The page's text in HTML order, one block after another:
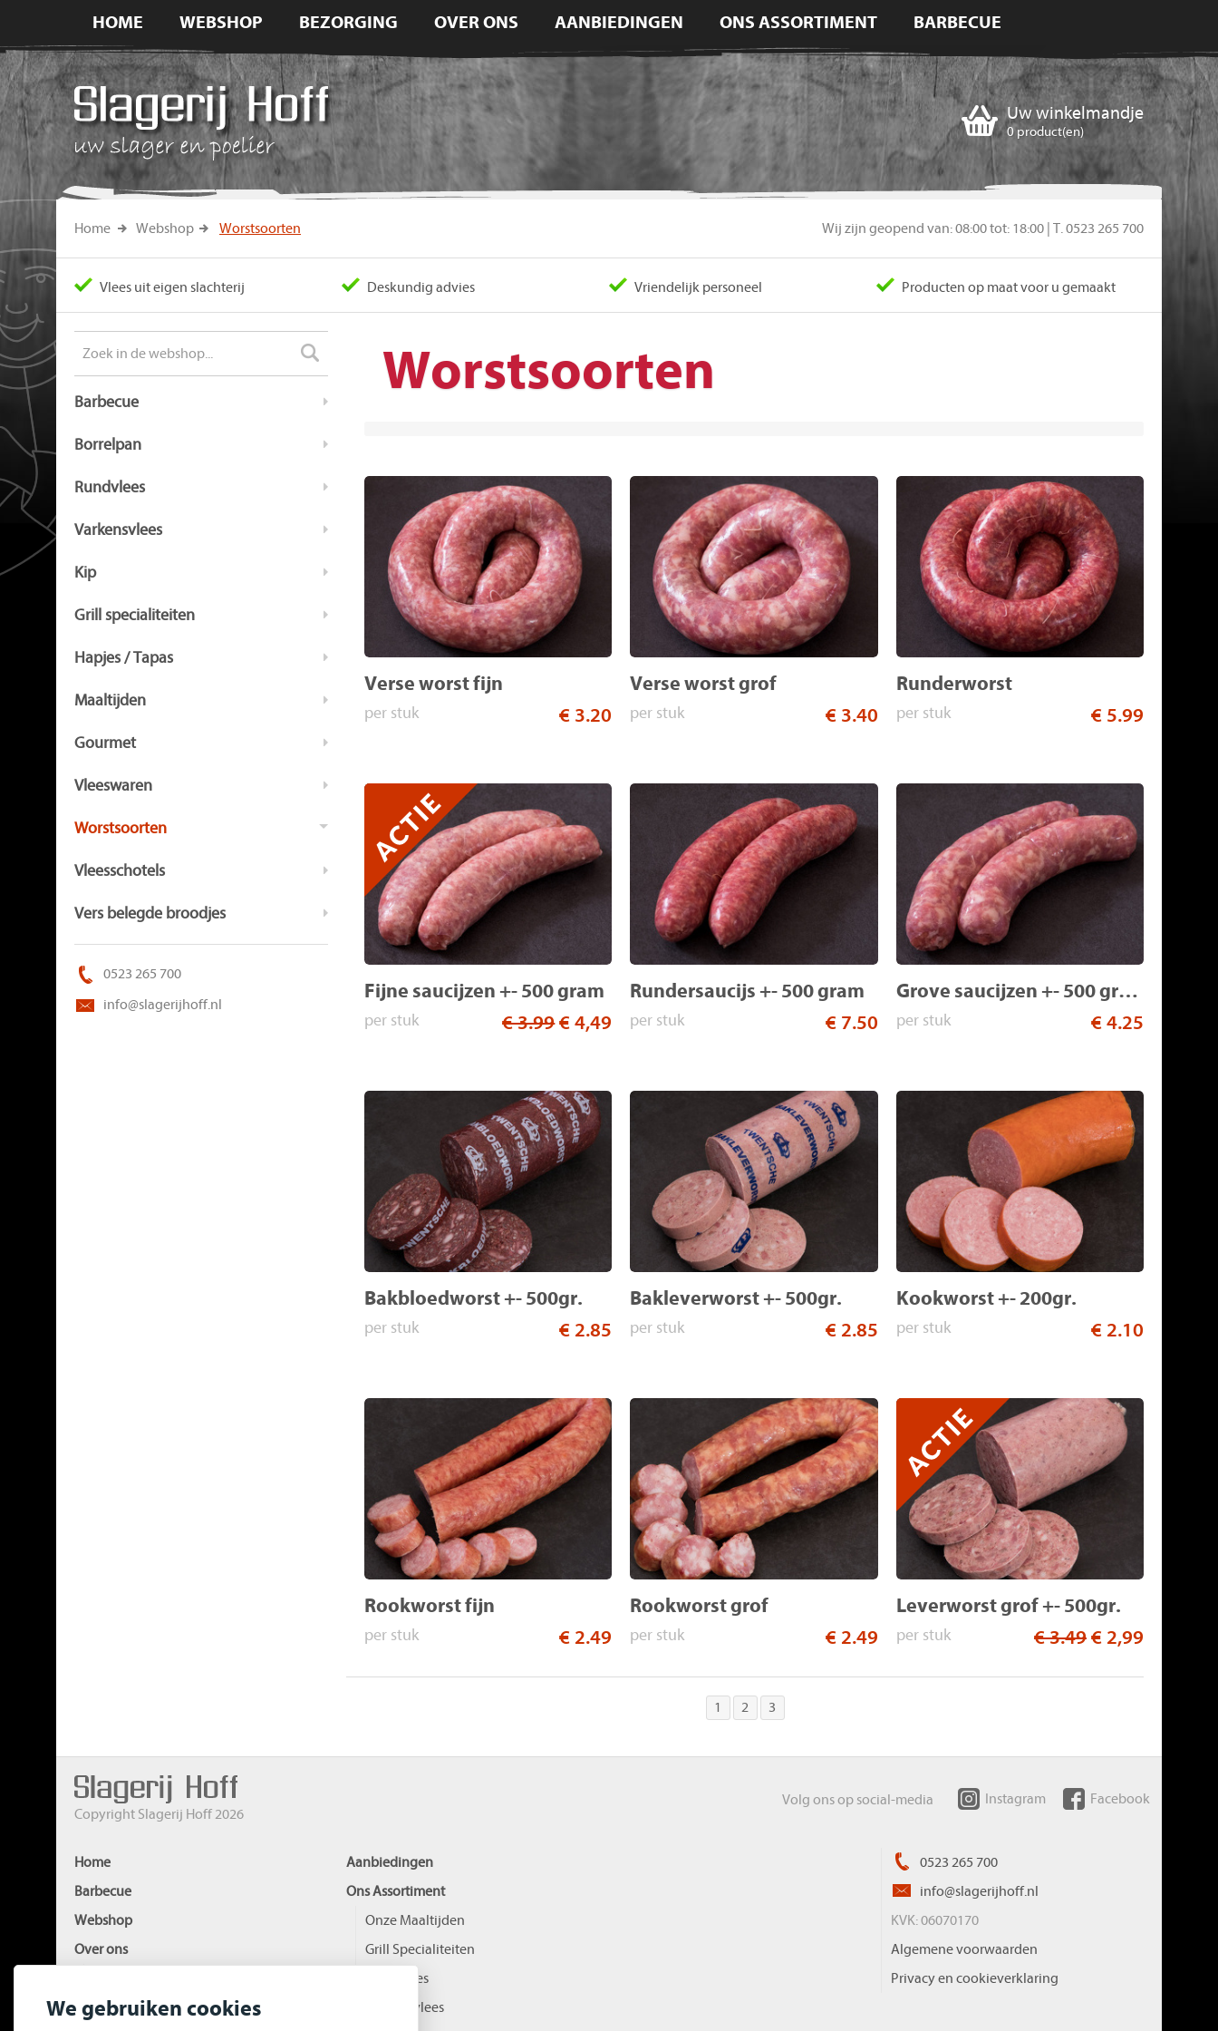
Uw winkelmandje
0 product(en)
HOME WEBSHOP BEZORGING OVER ONS AANBIEDINGEN ONS ASSORTIMENT BARBECUE
Home Webshop Worstsoorten Wij zijn geopend van: 08:00 tot: 18:00 | T. 0523 265 700
Vlees uit eigen slachterij Deskundig advies Vriendelijk personeel Producten op maat voor u gemaakt
Filters
Barbecue
Borrelpan
Rundvlees
Varkensvlees
Kip
Grill specialiteiten
Hapjes / Tapas
Maaltijden
Gourmet
Vleeswaren
Worstsoorten
Vleesschotels
Vers belegde broodjes
0523 265 700
info@slagerijhoff.nl
Worstsoorten
Verse worst fijn
per stuk € 3.20
Verse worst grof
per stuk € 3.40
Runderworst
per stuk € 5.99
Fijne saucijzen +- 500 gram
per stuk € 3.99€ 4,49
Rundersaucijs +- 500 gram
per stuk € 7.50
Grove saucijzen +- 500 gram
per stuk € 4.25
Bakbloedworst +- 500gr.
per stuk € 2.85
Bakleverworst +- 500gr.
per stuk € 2.85
Kookworst +- 200gr.
per stuk € 2.10
Rookworst fijn
per stuk € 2.49
Rookworst grof
per stuk € 2.49
Leverworst grof +- 500gr.
per stuk € 3.49€ 2,99
1 2 3
Copyright Slagerij Hoff 2026
Volg ons op social-media Instagram Facebook
Home
Barbecue
Webshop
Over ons
De Slachterij
Aanbiedingen
Ons Assortiment
Onze Maaltijden
Grill Specialiteiten
Rundvlees
Varkensvlees
0523 265 700
info@slagerijhoff.nl
KVK: 06070170
Algemene voorwaarden
Privacy en cookieverklaring
We gebruiken cookies